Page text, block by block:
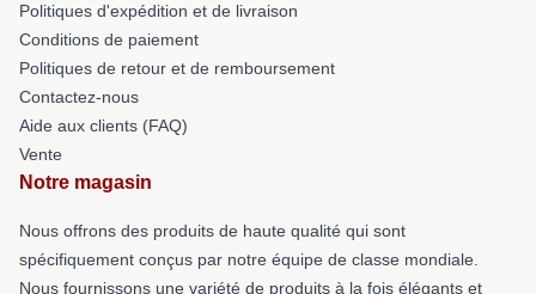
Politiques d'expédition et de livraison
Conditions de paiement
Politiques de retour et de remboursement
Contactez-nous
Aide aux clients (FAQ)
Vente
Notre magasin
Nous offrons des produits de haute qualité qui sont
spécifiquement conçus par notre équipe de classe mondiale.
Nous fournissons une variété de produits à la fois élégants et